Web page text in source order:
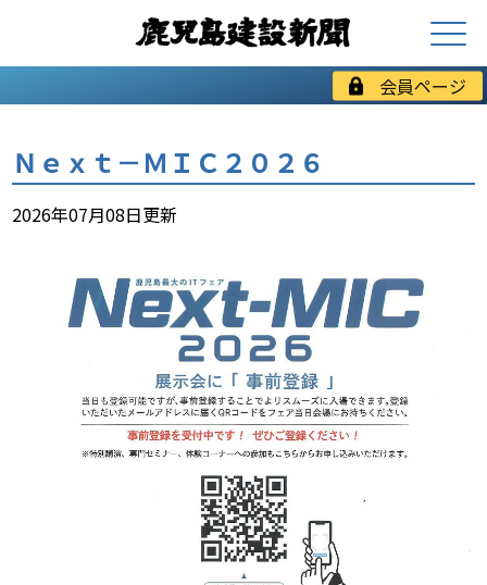
会員ページ
Ｎｅｘｔ－ＭＩＣ２０２６
2026年07月08日更新